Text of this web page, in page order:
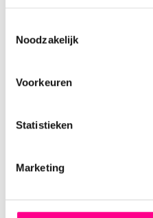
Noodzakelijk
Voorkeuren
Statistieken
Marketing
Nationale
Direct bestellen